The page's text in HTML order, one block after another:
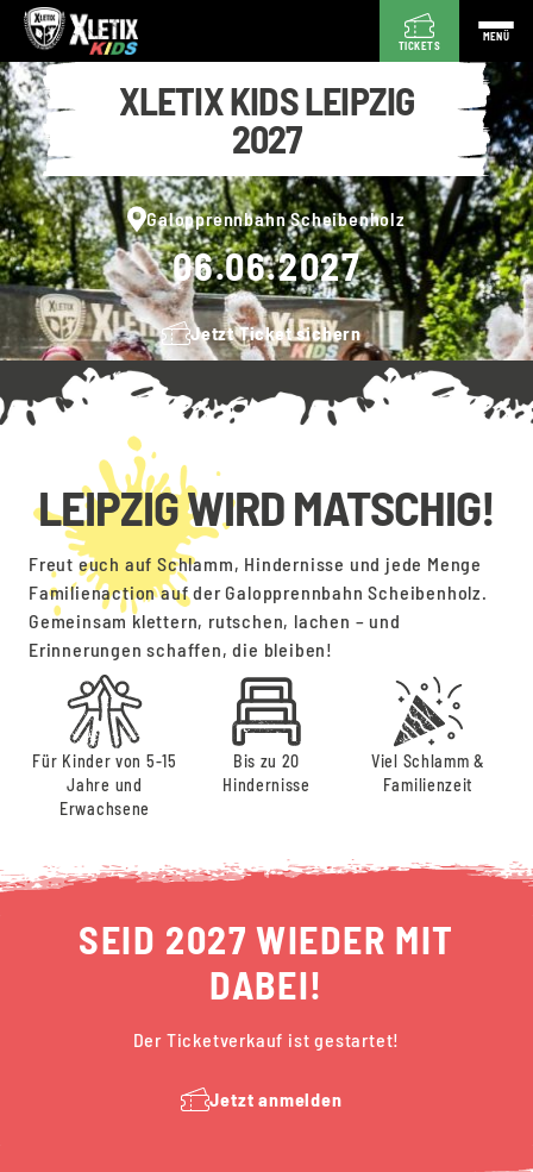
TICKETS
MENÜ
XLETIX KIDS LEIPZIG
2027
Galopprennbahn Scheibenholz
06.06.2027
Jetzt Ticket sichern
LEIPZIG WIRD MATSCHIG!
Freut euch auf Schlamm, Hindernisse und jede Menge
Familienaction auf der Galopprennbahn Scheibenholz.
Gemeinsam klettern, rutschen, lachen – und
Erinnerungen schaffen, die bleiben!
Für Kinder von 5-15
Jahre und
Erwachsene
Bis zu 20
Hindernisse
Viel Schlamm &
Familienzeit
SEID 2027 WIEDER MIT
DABEI!
Der Ticketverkauf ist gestartet!
Jetzt anmelden